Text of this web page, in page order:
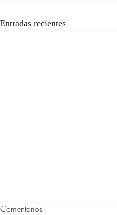
Entradas recientes
Comentarios